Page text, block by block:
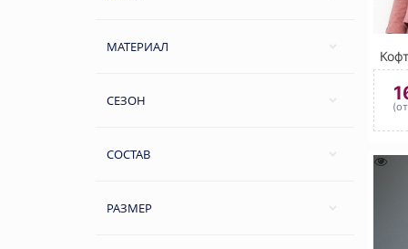
МАТЕРИАЛ
СЕЗОН
СОСТАВ
РАЗМЕР